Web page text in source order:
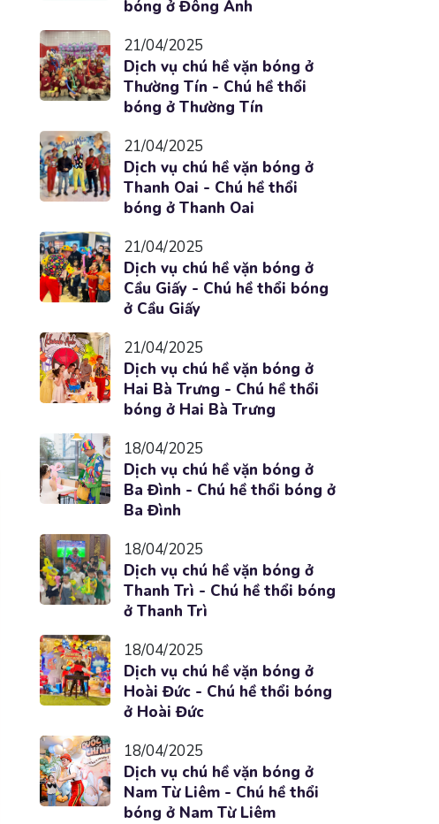
bóng ở Đông Anh
21/04/2025
Dịch vụ chú hề vặn bóng ở
Thường Tín - Chú hề thổi
bóng ở Thường Tín
21/04/2025
Dịch vụ chú hề vặn bóng ở
Thanh Oai - Chú hề thổi
bóng ở Thanh Oai
21/04/2025
Dịch vụ chú hề vặn bóng ở
Cầu Giấy - Chú hề thổi bóng
ở Cầu Giấy
21/04/2025
Dịch vụ chú hề vặn bóng ở
Hai Bà Trưng - Chú hề thổi
bóng ở Hai Bà Trưng
18/04/2025
Dịch vụ chú hề vặn bóng ở
Ba Đình - Chú hề thổi bóng ở
Ba Đình
18/04/2025
Dịch vụ chú hề vặn bóng ở
Thanh Trì - Chú hề thổi bóng
ở Thanh Trì
18/04/2025
Dịch vụ chú hề vặn bóng ở
Hoài Đức - Chú hề thổi bóng
ở Hoài Đức
18/04/2025
Dịch vụ chú hề vặn bóng ở
Nam Từ Liêm - Chú hề thổi
bóng ở Nam Từ Liêm